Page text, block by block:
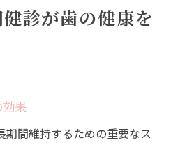
がもたらす長期的な健康
定期的なチェックアップ
診が歯の健康を
果
期間維持するための重要なス